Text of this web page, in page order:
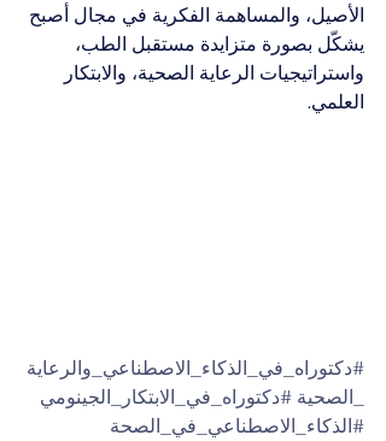
الأصيل، والمساهمة الفكرية في مجال أصبح
يشكّل بصورة متزايدة مستقبل الطب،
واستراتيجيات الرعاية الصحية، والابتكار
العلمي.
#دكتوراه_في_الذكاء_الاصطناعي_والرعاية
_الصحية #دكتوراه_في_الابتكار_الجينومي
#الذكاء_الاصطناعي_في_الصحة